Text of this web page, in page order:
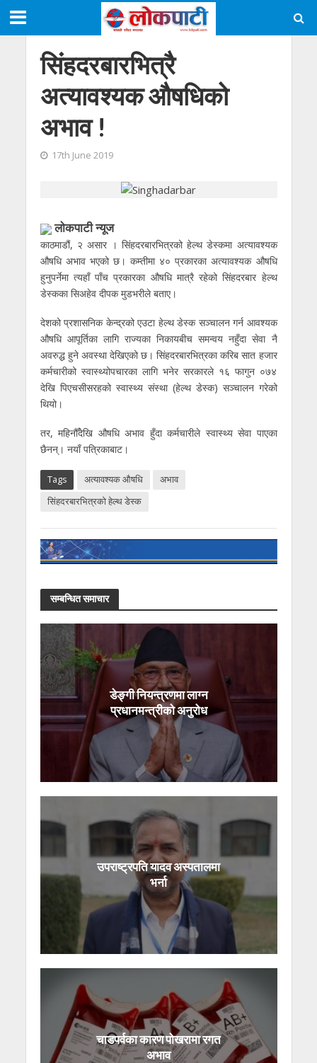
सिंहदरबारभित्रै
अत्यावश्यक औषधिको
अभाव !
17th June 2019
लाेकपाटी न्यूज
काठमाडौं, २ असार । सिंहदरबारभित्रको हेल्थ डेस्कमा अत्यावश्यक
औषधि अभाव भएको छ। कम्तीमा ४० प्रकारका अत्यावश्यक औषधि
हुनुपर्नेमा त्यहाँ पाँच प्रकारका औषधि मात्रै रहेको सिंहदरबार हेल्थ
डेस्कका सिअहेव दीपक मुडभरीले बताए।
देशको प्रशासनिक केन्द्रको एउटा हेल्थ डेस्क सञ्चालन गर्न आवश्यक
औषधि आपूर्तिका लागि राज्यका निकायबीच समन्वय नहुँदा सेवा नै
अवरुद्ध हुने अवस्था देखिएको छ।सिंहदरबारभित्रका करिब सात हजार
कर्मचारीको स्वास्थ्योपचारका लागि भनेर सरकारले १६ फागुन ०७४
देखि पिएचसीसरहको स्वास्थ्य संस्था (हेल्थ डेस्क) सञ्चालन गरेको
थियो।
तर, महिनौँदेखि औषधि अभाव हुँदा कर्मचारीले स्वास्थ्य सेवा पाएका
छैनन्। नयाँ पत्रिकाबाट।
Tags अत्यावश्यक औषधि
अभाव
सिंहदरबारभित्रको हेल्थ डेस्क
सम्बन्धित समाचार
डेङ्गी नियन्त्रणमा लाग्न
प्रधानमन्त्रीको अनुरोध
उपराष्ट्रपति यादव अस्पतालमा
भर्ना
चाडपर्वका कारण पोखरामा रगत
अभाव